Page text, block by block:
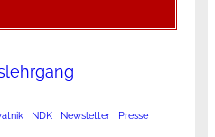
NDK Newsletter Presse